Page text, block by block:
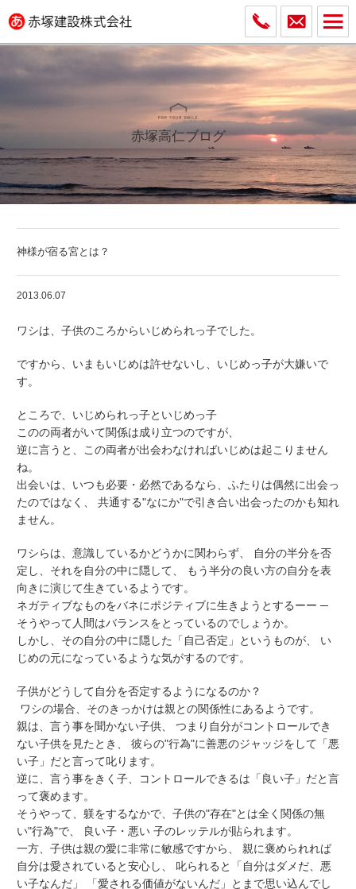
赤塚高仁ブログ
神様が宿る宮とは？
2013.06.07
ワシは、子供のころからいじめられっ子でした。
ですから、いまもいじめは許せないし、いじめっ子が大嫌いで
す。
ところで、いじめられっ子といじめっ子
このの両者がいて関係は成り立つのですが、
逆に言うと、この両者が出会わなければいじめは起こりません
ね。
出会いは、いつも必要・必然であるなら、ふたりは偶然に出会っ
たのではなく、 共通する"なにか"で引き合い出会ったのかも知れ
ません。
ワシらは、意識しているかどうかに関わらず、 自分の半分を否
定し、それを自分の中に隠して、 もう半分の良い方の自分を表
向きに演じて生きているようです。
ネガティブなものをバネにポジティブに生きようとするーー ─
そうやって人間はバランスをとっているのでしょうか。
しかし、その自分の中に隠した「自己否定」というものが、 い
じめの元になっているような気がするのです。
子供がどうして自分を否定するようになるのか？
ワシの場合、そのきっかけは親との関係性にあるようです。
親は、言う事を聞かない子供、 つまり自分がコントロールでき
ない子供を見たとき、 彼らの"行為"に善悪のジャッジをして「悪
い子」だと言って叱ります。
逆に、言う事をきく子、コントロールできるは「良い子」だと言
って褒めます。
そうやって、躾をするなかで、子供の"存在"とは全く関係の無
い"行為"で、 良い子・悪い 子のレッテルが貼られます。
一方、子供は親の愛に非常に敏感ですから、 親に褒められれば
自分は愛されていると安心し、 叱られると「自分はダメだ、悪
い子なんだ」 「愛される価値がないんだ」とまで思い込んでし